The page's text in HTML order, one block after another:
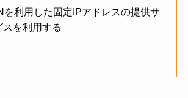
を利用した固定IPアドレスの提供サ
スを利用する